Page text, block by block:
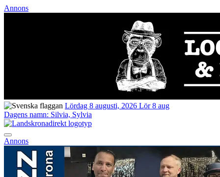
Annons
Lördag 8 augusti, 2026 Lör 8 aug
Dagens namn: Silvia, Sylvia
Annons